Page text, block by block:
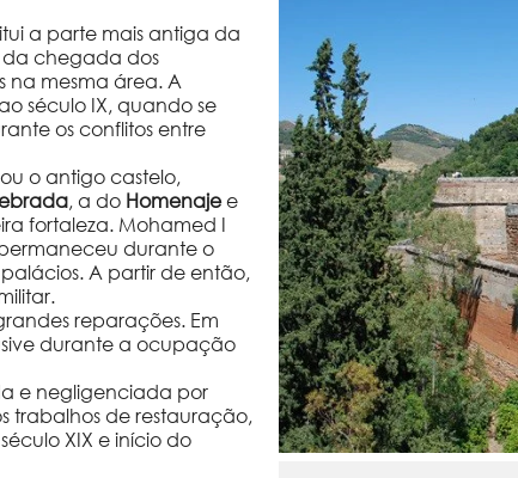
a parte mais antiga da
da chegada dos
na mesma área. A
século IX, quando se
os conflitos entre
o antigo castelo,
, a do Homenajee
fortaleza. Mohamed I
durante o
A partir de então,
reparações. Em
durante a ocupação
e negligenciada por
trabalhos de restauração,
XIX e início do